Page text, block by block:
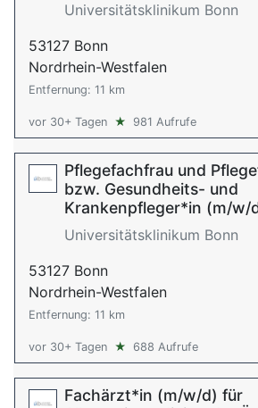
Universitätsklinikum Bonn
53127 Bonn
Nordrhein-Westfalen
Entfernung: 11 km
vor 30+ Tagen ★ 981 Aufrufe
Pflegefachfrau und
bzw. Gesundheits- und
Krankenpfleger*in (m/w/
Universitätsklinikum Bonn
53127 Bonn
Nordrhein-Westfalen
Entfernung: 11 km
vor 30+ Tagen ★ 688 Aufrufe
Fachärzt*in (m/w/d) für